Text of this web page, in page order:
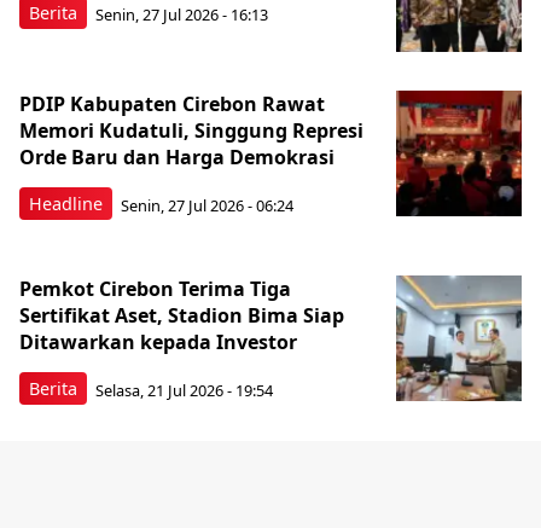
Berita Senin, 27 Jul 2026 - 16:13
Headline
PDIP Kabupaten Cirebon Rawat
Memori Kudatuli, Singgung Represi
Orde Baru dan Harga Demokrasi
Senin, 27 Jul 2026 - 06:24
Berita
Pemkot Cirebon Terima Tiga
Sertifikat Aset, Stadion Bima Siap
Ditawarkan kepada Investor
Selasa, 21 Jul 2026 - 19:54